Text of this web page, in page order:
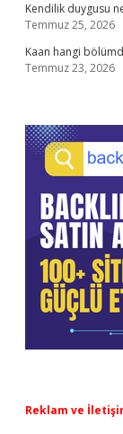
Kendilik duygusu
Temmuz 25, 2026
Kaan hangi
Temmuz 23, 2026
Reklam ve